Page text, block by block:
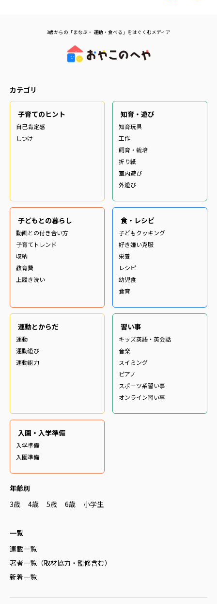
3歳からの「まなぶ・ 運動・食べる」をはぐくむメディア
カテゴリ
子育てのヒント
自己肯定感
しつけ
知育・遊び
知育玩具
工作
飼育・栽培
折り紙
室内遊び
外遊び
子どもとの暮らし
動画との付き合い方
子育てトレンド
収納
教育費
上履き洗い
食・レシピ
子どもクッキング
好き嫌い克服
栄養
レシピ
幼児食
食育
運動とからだ
運動
運動遊び
運動能力
習い事
キッズ英語・英会話
音楽
スイミング
ピアノ
スポーツ系習い事
オンライン習い事
入園・入学準備
入学準備
入園準備
年齢別
3歳
4歳 5歳 6歳 小学生
一覧
連載一覧
著者一覧（取材協力・監修含む）
新着一覧